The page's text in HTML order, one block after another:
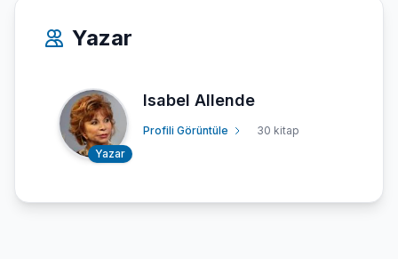
Yazar
Yazar
Isabel Allende
Profili Görüntüle 30 kitap